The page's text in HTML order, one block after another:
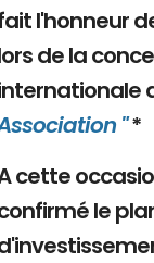
l'honneur
de la
"*
cette
le